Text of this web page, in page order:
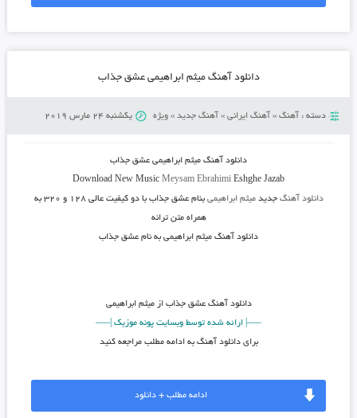
دانلود آهنگ میثم ابراهیمی عشق جذاب
دسته : آهنگ» آهنگ ایرانی» آهنگ جدید» ویژه یکشنبه 24 مارس 2019
دانلود آهنگ میثم ابراهیمی عشق جذاب
Download New MusicMeysam Ebrahimi Eshghe Jazab
دانلود آهنگ جدیدمیثم ابراهیمی بنام عشق جذاب
با دو کیفیت عالی ۱۲۸ و ۳۲۰ به
همراه متن ترانه
دانلود آهنگ میثم ابراهیمی به نام عشق جذاب
دانلود آهنگ عشق جذاب از میثم ابراهیمی
—–| ارائه شده توسط وبسایت پونه موزیک |—–
برای دانلود آهنگ به ادامه مطلب مراجعه کنید
ادامه مطلب + دانلود